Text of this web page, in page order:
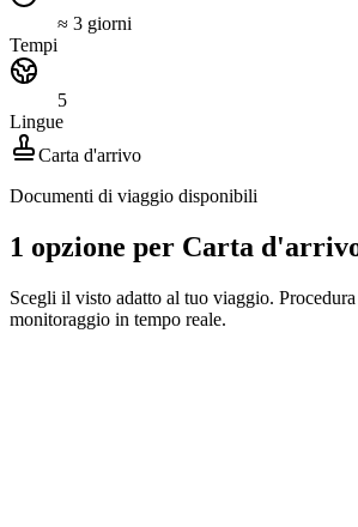
≈ 3 giorni
Tempi
5
Lingue
Carta d'arrivo
Documenti di viaggio disponibili
1 opzione per Carta
Scegli il visto adatto al tuo viaggio.
monitoraggio in tempo reale.